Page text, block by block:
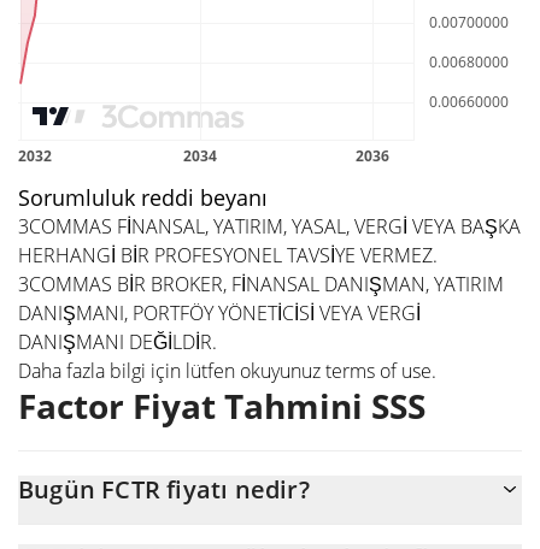
Sorumluluk reddi beyanı
3COMMAS FİNANSAL, YATIRIM, YASAL, VERGİ VEYA BAŞKA
HERHANGİ BİR PROFESYONEL TAVSİYE VERMEZ.
3COMMAS BİR BROKER, FİNANSAL DANIŞMAN, YATIRIM
DANIŞMANI, PORTFÖY YÖNETİCİSİ VEYA VERGİ
DANIŞMANI DEĞİLDİR.
Daha fazla bilgi için lütfen okuyunuzterms of use.
Factor Fiyat Tahmini SSS
Bugün FCTR fiyatı nedir?